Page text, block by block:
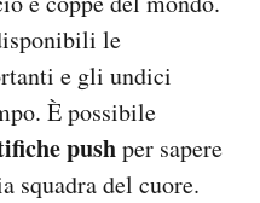
le
e gli undici
È possibile
pushper sapere
squadra del cuore.